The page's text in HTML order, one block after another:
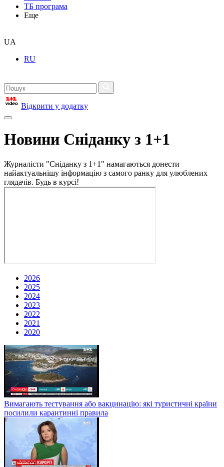
ТБ програма
Еще
UA
RU
Відкрити у додатку
Новини Сніданку з 1+1
Журналісти "Сніданку з 1+1" намагаються донести
найактуальнішу інформацію з самого ранку для улюблених
глядачів. Будь в курсі!
2026
2025
2024
2023
2022
2021
2020
Вимагають тестування або вакцинацію: які туристичні країни
посилили карантинні правила